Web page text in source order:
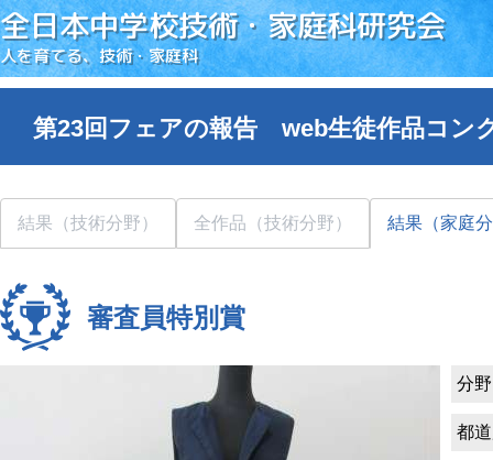
全日本中学校技術・家庭科研究会
人を育てる、技術・家庭科
第23回フェアの報告 web生徒作品コン
結果（技術分野） 全作品（技術分野） 結果（家庭
審査員特別賞
分
都